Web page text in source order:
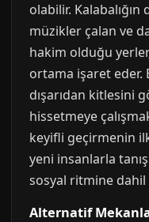
olabilir.
müzikler çalan ve
hakim olduğu
ortama işaret eder.
dışarıdan kitlesini
hissetmeye
keyifli geçirmenin
yeni insanlarla
sosyal ritmine dahil
Alternatif